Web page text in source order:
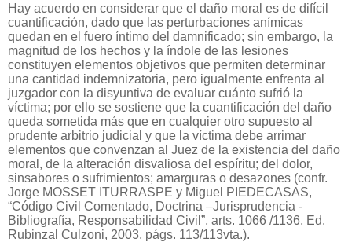
Hay acuerdo en considerar que el daño moral es de difícil
cuantificación, dado que las perturbaciones anímicas
quedan en el fuero íntimo del damnificado; sin embargo, la
magnitud de los hechos y la índole de las lesiones
constituyen elementos objetivos que permiten determinar
una cantidad indemnizatoria, pero igualmente enfrenta al
juzgador con la disyuntiva de evaluar cuánto sufrió la
víctima; por ello se sostiene que la cuantificación del daño
queda sometida más que en cualquier otro supuesto al
prudente arbitrio judicial y que la víctima debe arrimar
elementos que convenzan al Juez de la existencia del daño
moral, de la alteración disvaliosa del espíritu; del dolor,
sinsabores o sufrimientos; amarguras o desazones (confr.
Jorge MOSSET ITURRASPE y Miguel PIEDECASAS,
“Código Civil Comentado, Doctrina –Jurisprudencia -
Bibliografía, Responsabilidad Civil”, arts. 1066 /1136, Ed.
Rubinzal Culzoni, 2003, págs. 113/113vta.).